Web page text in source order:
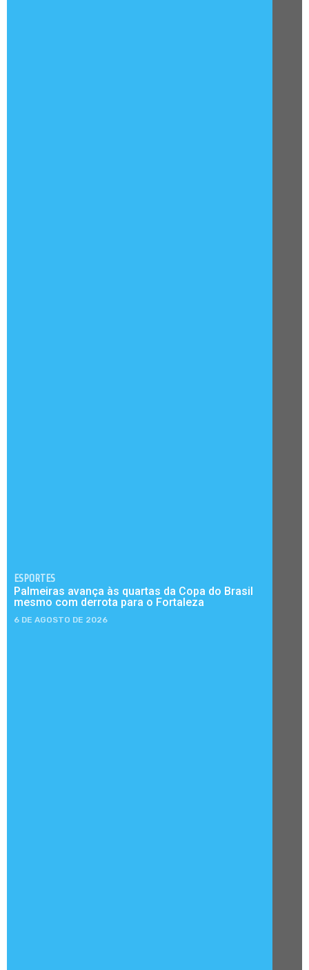
ESPORTES
Palmeiras avança às quartas da Copa do Brasil
mesmo com derrota para o Fortaleza
6 DE AGOSTO DE 2026